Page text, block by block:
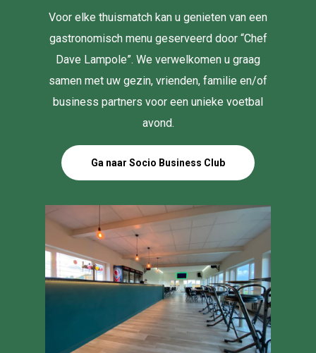
Voor elke thuismatch kan u genieten van een
gastronomisch menu geserveerd door “Chef
Dave Lampole”. We verwelkomen u graag
samen met uw gezin, vrienden, familie en/of
business partners voor een unieke voetbal
avond.
Ga naar Socio Business Club